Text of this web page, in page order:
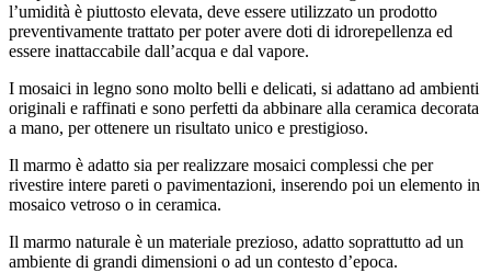
l’umidità è piuttosto elevata, deve essere utilizzato un prodotto
preventivamente trattato per poter avere doti di idrorepellenza ed
essere inattaccabile dall’acqua e dal vapore.
I mosaici in legno sono molto belli e delicati, si adattano ad ambienti
originali e raffinati e sono perfetti da abbinare alla ceramica decorata
a mano, per ottenere un risultato unico e prestigioso.
Il marmo è adatto sia per realizzare mosaici complessi che per
rivestire intere pareti o pavimentazioni, inserendo poi un elemento in
mosaico vetroso o in ceramica.
Il marmo naturale è un materiale prezioso, adatto soprattutto ad un
ambiente di grandi dimensioni o ad un contesto d’epoca.